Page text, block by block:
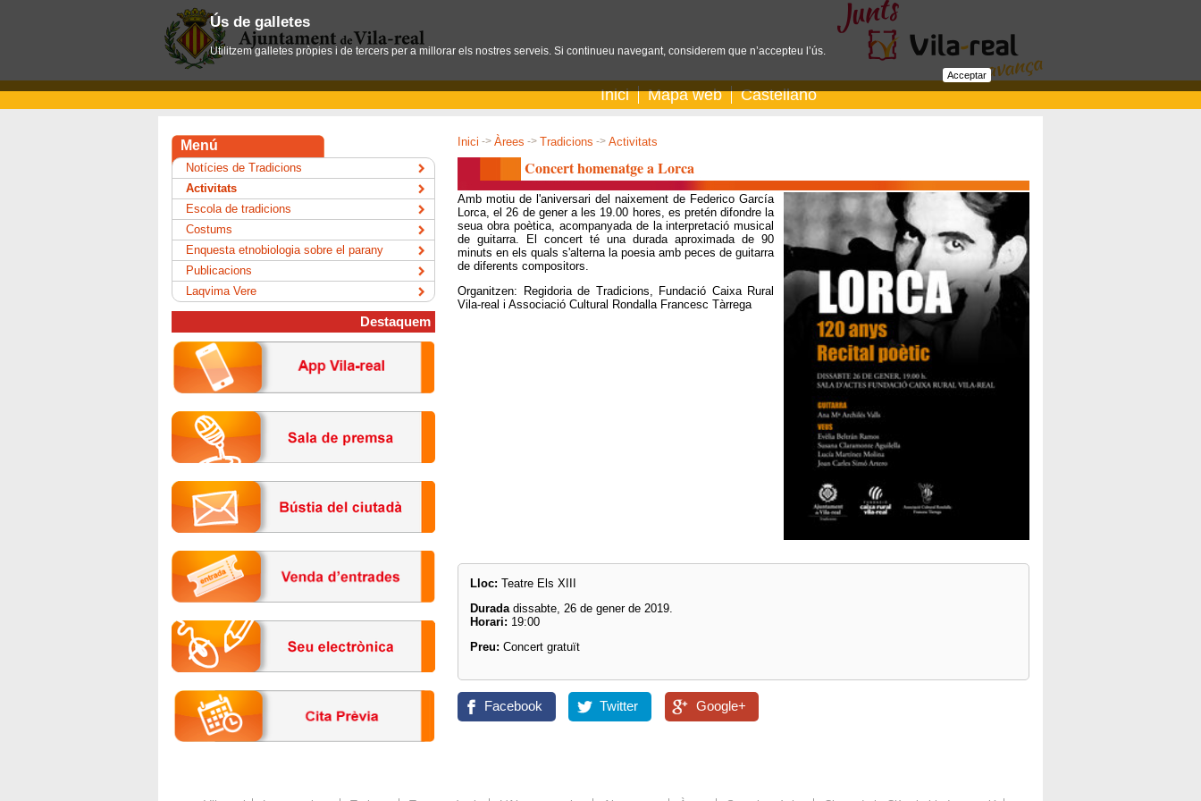
Inici Mapa web Castellano
Inici -> Àrees -> Tradicions -> Activitats
Concert homenatge a Lorca
Amb motiu de l'aniversari del naixement de Federico García
Lorca, el 26 de gener a les 19.00 hores, es pretén difondre la
seua obra poètica, acompanyada de la interpretació musical
de guitarra. El concert té una durada aproximada de 90
minuts en els quals s'alterna la poesia amb peces de guitarra
de diferents compositors.
Organitzen: Regidoria de Tradicions, Fundació Caixa Rural
Vila-real i Associació Cultural Rondalla Francesc Tàrrega
Lloc: Teatre Els XIII
Duradadissabte, 26 de gener de 2019.
Horari: 19:00
Preu:Concert gratuït
Facebook Twitter Google+
Menú
Notícies de Tradicions
Activitats
Escola de tradicions
Costums
Enquesta etnobiologia sobre el parany
Publicacions
Laqvima Vere
Destaquem
Ús de galletes
Utilitzem galletes pròpies i de tercers per a millorar els nostres serveis. Si continueu navegant, considerem que n’accepteu l’ús.
Acceptar